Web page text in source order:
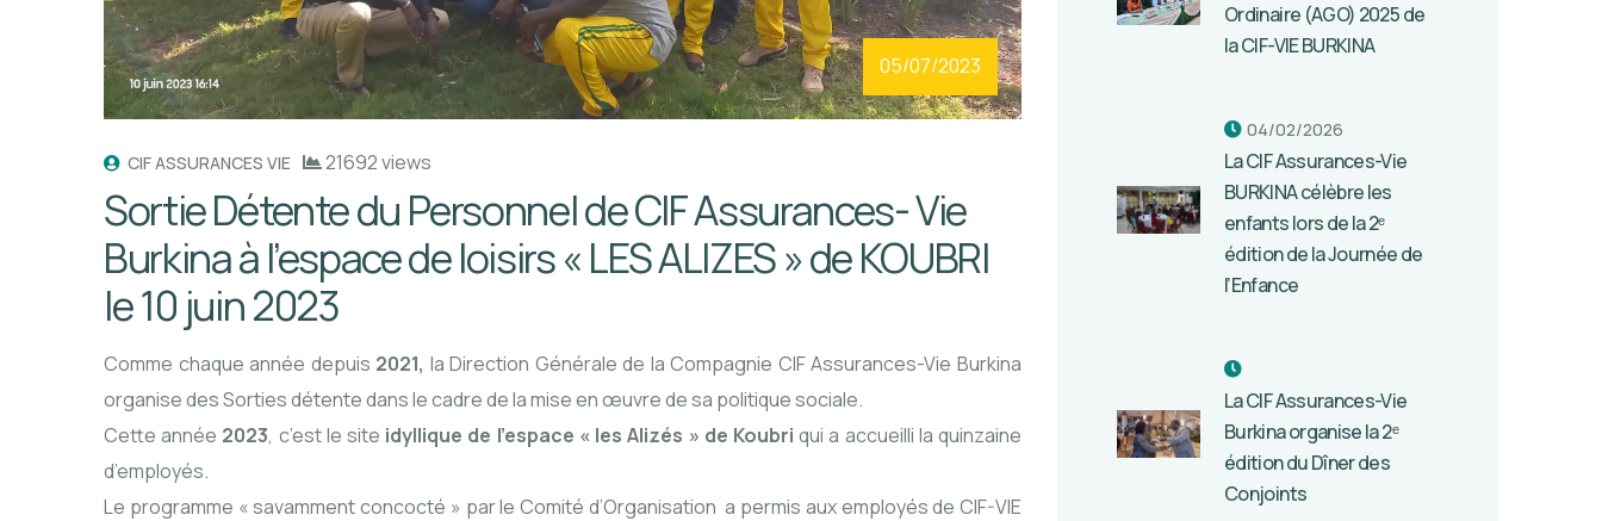
05/07/2023
CIF ASSURANCES VIE 21692 views
Sortie Détente du Personnel de CIF Assurances- Vie
Burkina à l’espace de loisirs « LES ALIZES » de KOUBRI
le 10 juin 2023
Comme chaque année depuis 2021, la Direction Générale de la Compagnie CIF Assurances-Vie Burkina
organise des Sorties détente dans le cadre de la mise en œuvre de sa politique sociale.
Cette année 2023, c’est le site idyllique de l’espace « les Alizés » de Koubri qui a accueilli la quinzaine
d’employés.
Le programme « savamment concocté » par le Comité d’Organisation a permis aux employés de CIF-VIE
Ordinaire (AGO) 2025 de
la CIF-VIE BURKINA
04/02/2026
La CIF Assurances-Vie
BURKINA célèbre les
enfants lors de la 2ᵉ
édition de la Journée de
l’Enfance
La CIF Assurances-Vie
Burkina organise la 2ᵉ
édition du Dîner des
Conjoints